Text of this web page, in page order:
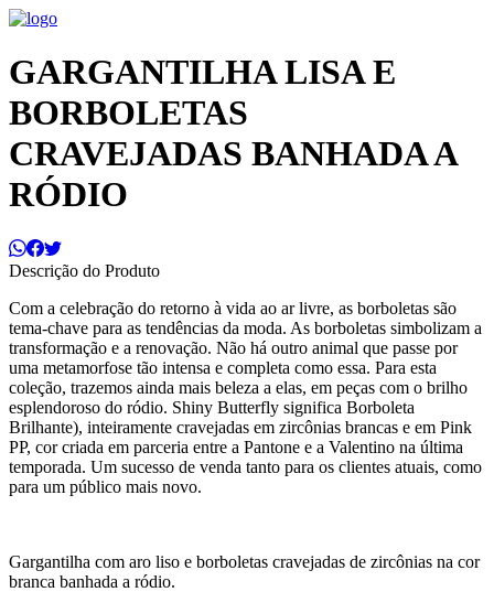
GARGANTILHA LISA E
BORBOLETAS
CRAVEJADAS BANHADA A
RÓDIO
Descrição do Produto
Com a celebração do retorno à vida ao ar livre, as borboletas são
tema-chave para as tendências da moda. As borboletas simbolizam a
transformação e a renovação. Não há outro animal que passe por
uma metamorfose tão intensa e completa como essa. Para esta
coleção, trazemos ainda mais beleza a elas, em peças com o brilho
esplendoroso do ródio. Shiny Butterfly significa Borboleta
Brilhante), inteiramente cravejadas em zircônias brancas e em Pink
PP, cor criada em parceria entre a Pantone e a Valentino na última
temporada. Um sucesso de venda tanto para os clientes atuais, como
para um público mais novo.
Gargantilha com aro liso e borboletas cravejadas de zircônias na cor
branca banhada a ródio.